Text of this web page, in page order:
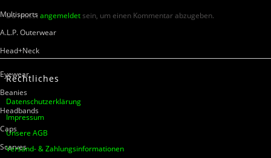
Multisports
A.L.P. Outerwear
Head+Neck
Eyewear
Beanies
Headbands
Caps
Scarves
Du musstangemeldetsein, um einen Kommentar abzugeben.
Rechtliches
Datenschutzerklärung
Impressum
Unsere AGB
Versand- & Zahlungsinformationen